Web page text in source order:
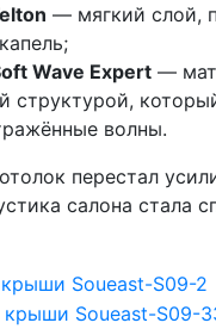
— мягкий слой,
Wave Expert —
структурой,
волны.
перестал
салона стала